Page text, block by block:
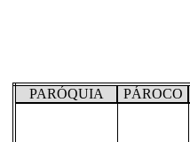
PARÓQUIA PÁROCO